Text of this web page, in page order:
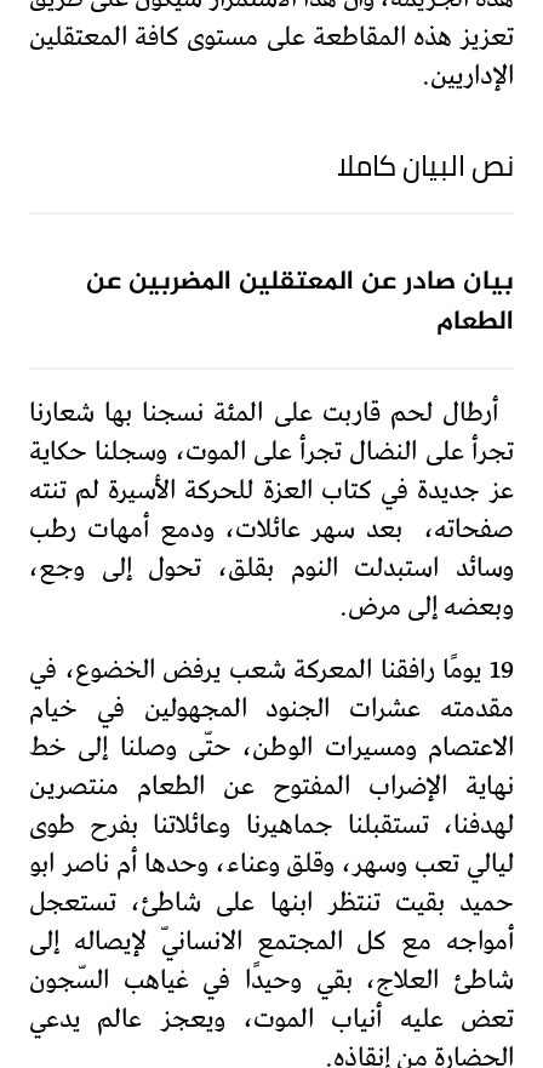
تعزيز هذه المقاطعة على مستوى كافة المعتقلين
الإداريين.
نص البيان كاملا
بيان صادر عن المعتقلين المضربين عن
الطعام
أرطال لحم قاربت على المئة نسجنا بها شعارنا
تجرأ على النضال تجرأ على الموت، وسجلنا حكاية
عز جديدة في كتاب العزة للحركة الأسيرة لم تنته
صفحاته، بعد سهر عائلات، ودمع أمهات رطب
وسائد استبدلت النوم بقلق، تحول إلى وجع،
وبعضه إلى مرض.
19 يومًا رافقنا المعركة شعب يرفض الخضوع، في
مقدمته عشرات الجنود المجهولين في خيام
الاعتصام ومسيرات الوطن، حتّى وصلنا إلى خط
نهاية الإضراب المفتوح عن الطعام منتصرين
لهدفنا، تستقبلنا جماهيرنا وعائلاتنا بفرح طوى
ليالي تعب وسهر، وقلق وعناء، وحدها أم ناصر ابو
حميد بقيت تنتظر ابنها على شاطئ، تستعجل
أمواجه مع كل المجتمع الانسانيّ لإيصاله إلى
شاطئ العلاج، بقي وحيدًا في غياهب السّجون
تعض عليه أنياب الموت، ويعجز عالم يدعي
الحضارة من إنقاذه.